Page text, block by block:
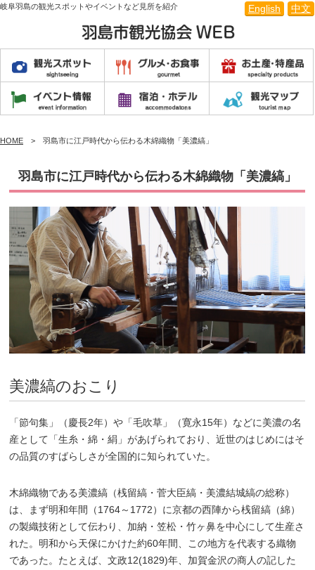
English 中文
岐阜羽島の観光スポットやイベントなど見所を紹介
HOME 羽島市に江戸時代から伝わる木綿織物「美濃縞」
羽島市に江戸時代から伝わる木綿織物「美濃縞」
美濃縞のおこり
「節句集」（慶長2年）や「毛吹草」（寛永15年）などに美濃の名
産として「生糸・綿・絹」があげられており、近世のはじめにはそ
の品質のすばらしさが全国的に知られていた。
木綿織物である美濃縞（桟留縞・菅大臣縞・美濃結城縞の総称）
は、まず明和年間（1764～1772）に京都の西陣から桟留縞（綿）
の製織技術として伝わり、加納・笠松・竹ヶ鼻を中心にして生産さ
れた。明和から天保にかけた約60年間、この地方を代表する織物
であった。たとえば、文政12(1829)年、加賀金沢の商人の記した